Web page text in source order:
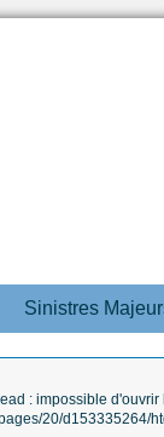
Sinistres
: impossible d'ouvrir
20/d153335264/